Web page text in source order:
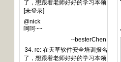
了，想跟着老师好好的学习本领
[未登录]
@nick
呵呵~~
--besterChen
34. re: 在天草软件安全培训报名
了，想跟着老师好好的学习本领